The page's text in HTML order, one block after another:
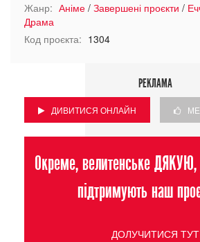
Жанр: Аніме / Завершені проєкти /
Драма
Код проєкта: 1304
РЕКЛАМА
ДИВИТИСЯ ОНЛАЙН
Окреме, велитенське ДЯКУЮ,
підтримують наш
ДОЛУЧИТИСЯ ТУТ